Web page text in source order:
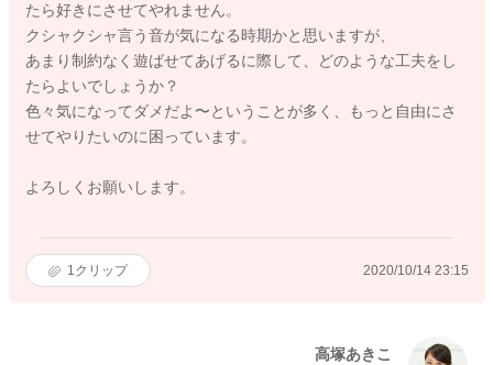
たら好きにさせてやれません。
クシャクシャ言う音が気になる時期かと思いますが、
あまり制約なく遊ばせてあげるに際して、どのような工夫をし
たらよいでしょうか？
色々気になってダメだよ〜ということが多く、もっと自由にさ
せてやりたいのに困っています。
よろしくお願いします。
1 クリップ 2020/10/14 23:15
高塚あきこ